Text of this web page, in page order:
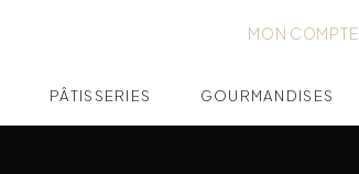
MON COMPTE
PÂTISSERIES GOURMANDISES